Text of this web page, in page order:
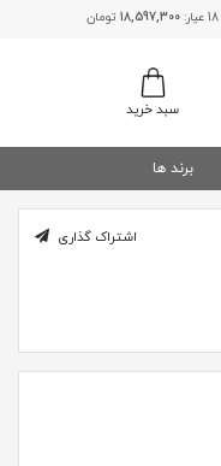
18,597,300 تومان
سبد خرید
برند ها
اشتراک گذاری